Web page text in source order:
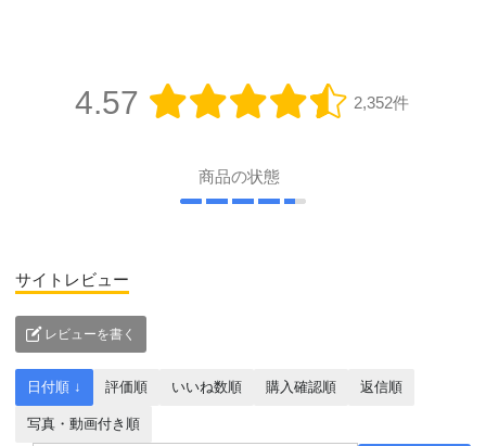
4.57 2,352件
商品の状態
サイトレビュー
レビューを書く
日付順 ↓ 評価順 いいね数順 購入確認順 返信順
写真・動画付き順